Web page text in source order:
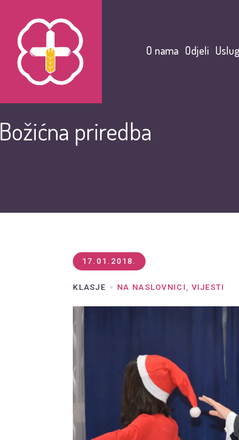
O nama Odjeli
Božićna priredba
17.01.2018.
KLASJE NA NASLOVNICI , VIJESTI